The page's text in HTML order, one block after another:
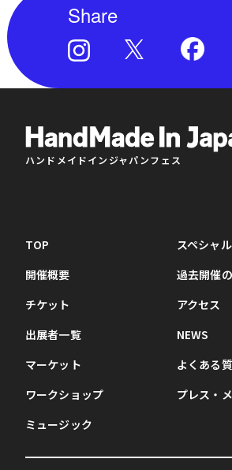
Share
ハンドメイドインジャパンフェス
TOP
開催概要
チケット
出展者一覧
マーケット
ワークショップ
ミュージック
スペシャ
過去開催
アクセス
NEWS
よくある
プレス・